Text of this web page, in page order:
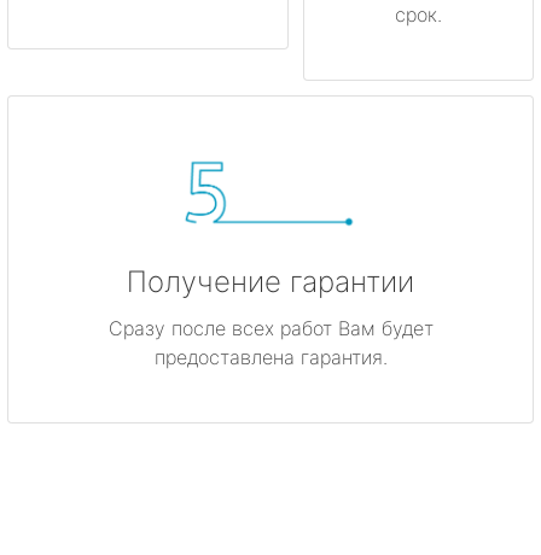
срок.
Получение гарантии
Сразу после всех работ Вам будет
предоставлена гарантия.